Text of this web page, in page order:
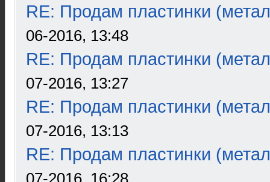
RE: Продам пластинки
06-2016, 13:48
RE: Продам пластинки
07-2016, 13:27
RE: Продам пластинки
07-2016, 13:13
RE: Продам пластинки
07-2016, 16:28